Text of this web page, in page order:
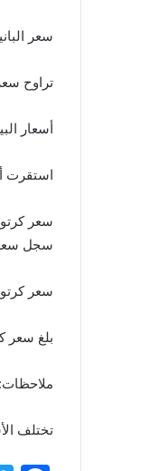
سعر
تراوح سعر كيلو
أسعار
استقرت
سعر
سجل سعر كرتونة
سعر
بلغ سعر كرتونة
ملاحظات:
تختلف